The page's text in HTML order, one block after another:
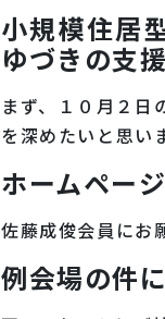
小規模住居
ゆづきの支
まず、１０月２
を深めたいと思い
ホームペー
佐藤成俊会員にお
例会場の件